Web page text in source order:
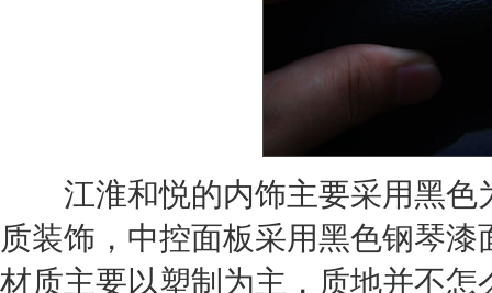
江淮和悦的内饰主要采用黑色
质装饰，中控面板采用黑色钢琴
材质主要以塑制为主，质地并不怎